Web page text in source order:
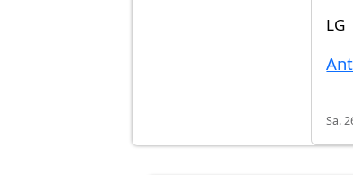
LG
Sa.